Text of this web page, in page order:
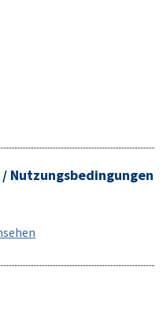
Nutzungsbedingungen